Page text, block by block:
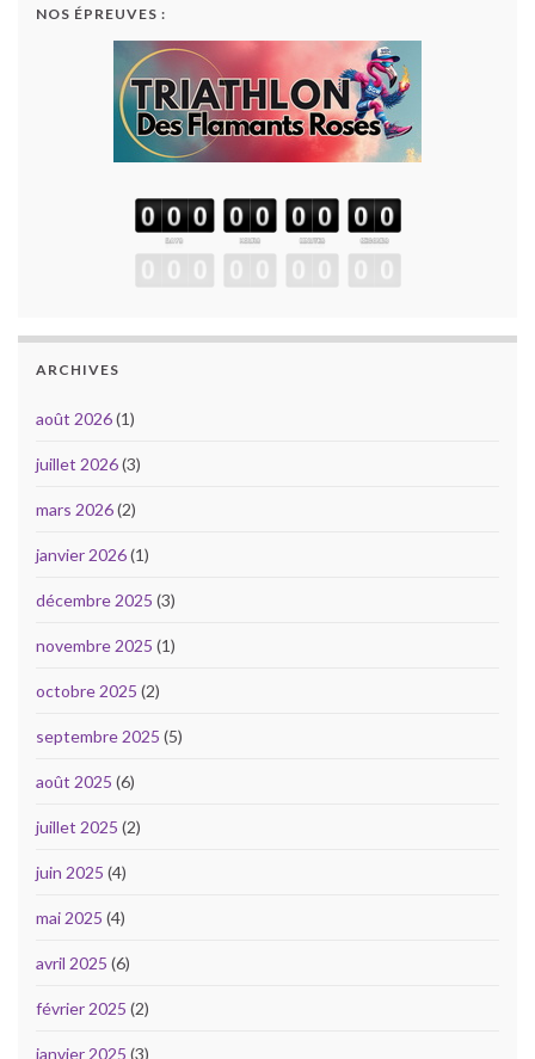
NOS ÉPREUVES :
ARCHIVES
août 2026(1)
juillet 2026(3)
mars 2026(2)
janvier 2026(1)
décembre 2025 (3)
novembre 2025 (1)
octobre 2025 (2)
septembre 2025 (5)
août 2025 (6)
juillet 2025 (2)
juin 2025 (4)
mai 2025 (4)
avril 2025 (6)
février 2025 (2)
janvier 2025 (3)